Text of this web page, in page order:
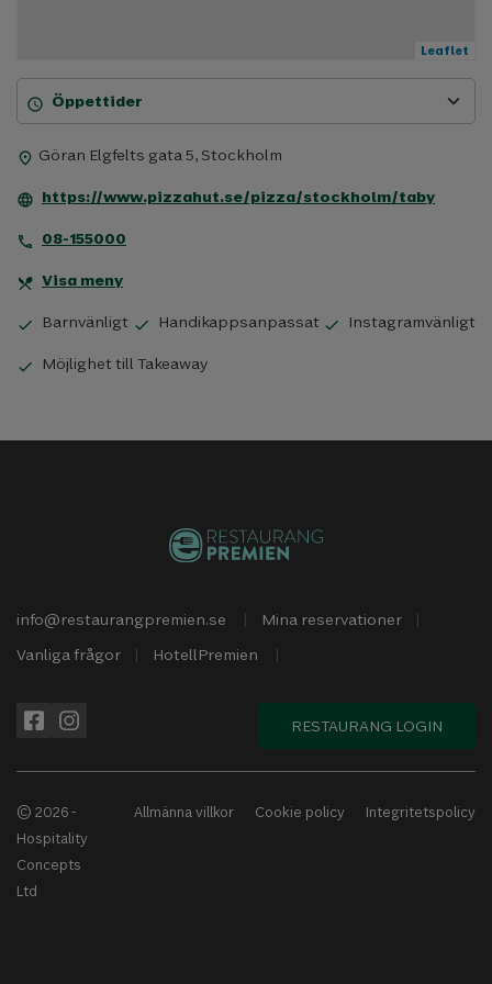
Leaflet
schedule Öppettider expand_more
place Göran Elgfelts gata 5, Stockholm
language https://www.pizzahut.se/pizza/stockholm/taby
phone 08-155000
restaurant_menu Visa meny
check Barnvänligt check Handikappsanpassat check Instagramvänligt
check Möjlighet till Takeaway
info@restaurangpremien.se
Mina reservationer
Vanliga frågor
HotellPremien
RESTAURANG LOGIN
© 2026 -
Hospitality
Concepts
Ltd
Allmänna villkor Cookie policy Integritetspolicy